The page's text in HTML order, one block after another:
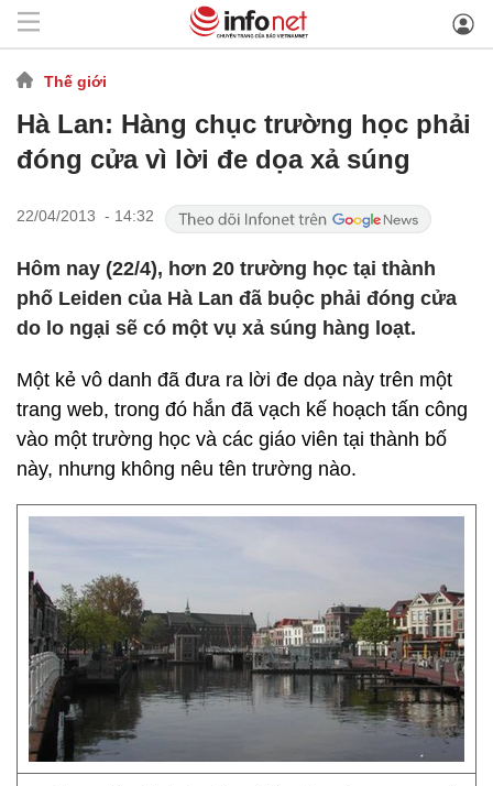
Thế giới
Hà Lan: Hàng chục trường học phải
đóng cửa vì lời đe dọa xả súng
22/04/2013 - 14:32
Hôm nay (22/4), hơn 20 trường học tại thành
phố Leiden của Hà Lan đã buộc phải đóng cửa
do lo ngại sẽ có một vụ xả súng hàng loạt.
Một kẻ vô danh đã đưa ra lời đe dọa này trên một
trang web, trong đó hắn đã vạch kế hoạch tấn công
vào một trường học và các giáo viên tại thành bố
này, nhưng không nêu tên trường nào.